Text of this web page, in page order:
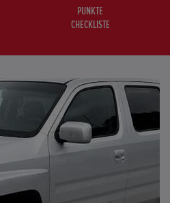
PUNKTE
CHECKLISTE